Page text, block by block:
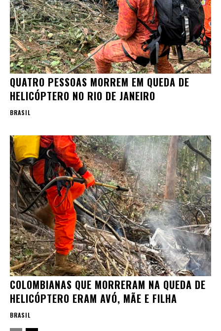
QUATRO PESSOAS MORREM EM QUEDA DE
HELICÓPTERO NO RIO DE JANEIRO
BRASIL
COLOMBIANAS QUE MORRERAM NA QUEDA DE
HELICÓPTERO ERAM AVÓ, MÃE E FILHA
BRASIL